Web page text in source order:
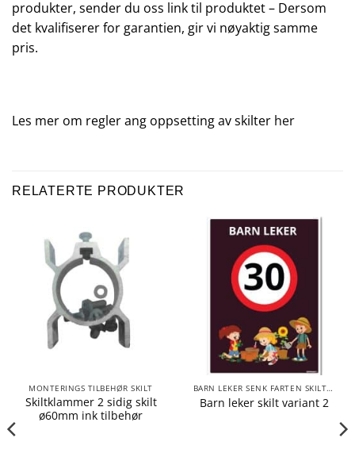
produkter, sender du oss link til produktet – Dersom
det kvalifiserer for garantien, gir vi nøyaktig samme
pris.
Les mer om regler ang oppsetting av skilter her
RELATERTE PRODUKTER
MONTERINGS TILBEHØR SKILT
Skiltklammer 2 sidig skilt
ø60mm ink tilbehør
BARN LEKER SENK FARTEN SKILTER
Barn leker skilt variant 2